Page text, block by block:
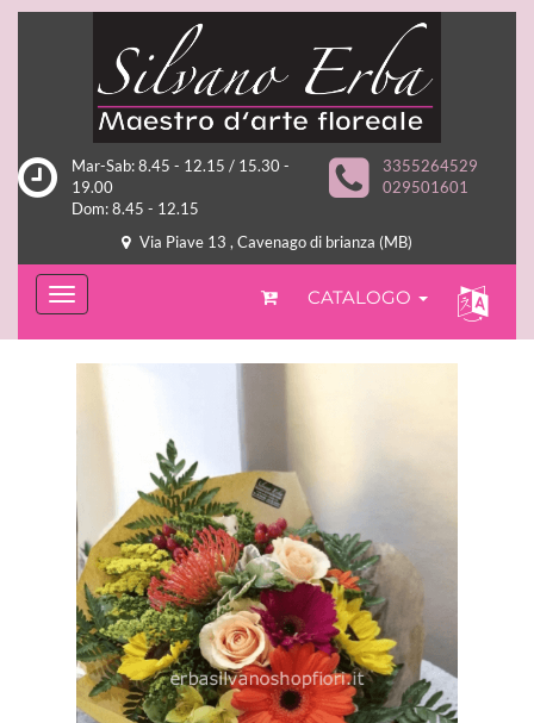
Mar-Sab: 8.45 - 12.15 / 15.30 -
19.00
Dom: 8.45 - 12.15
3355264529
029501601
Via Piave 13 , Cavenago di brianza (MB)
CATALOGO